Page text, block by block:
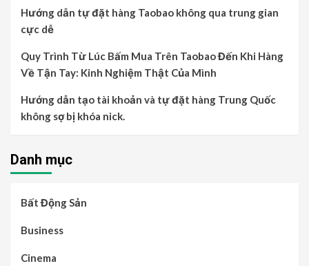
Hướng dẫn tự đặt hàng Taobao không qua trung gian
cực dễ
Quy Trình Từ Lúc Bấm Mua Trên Taobao Đến Khi Hàng
Về Tận Tay: Kinh Nghiệm Thật Của Mình
Hướng dẫn tạo tài khoản và tự đặt hàng Trung Quốc
không sợ bị khóa nick.
Danh mục
Bất Động Sản
Business
Cinema